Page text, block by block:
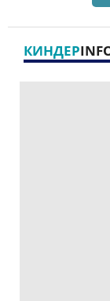
КИНДЕР